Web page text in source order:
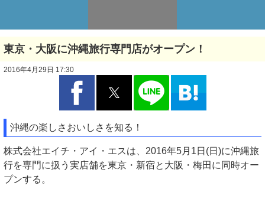
東京・大阪に沖縄旅行専門店がオープン！
2016年4月29日 17:30
沖縄の楽しさおいしさを知る！
株式会社エイチ・アイ・エスは、2016年5月1日(日)に沖縄旅
行を専門に扱う実店舗を東京・新宿と大阪・梅田に同時オー
プンする。